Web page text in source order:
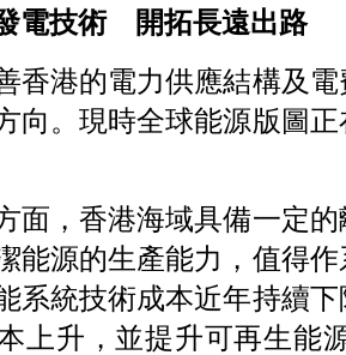
電技術 開拓長遠出路
香港的電力供應結構及
向。現時全球能源版圖
面，香港海域具備一定
能源的生產能力，值得
系統技術成本近年持續
上升，並提升可再生能